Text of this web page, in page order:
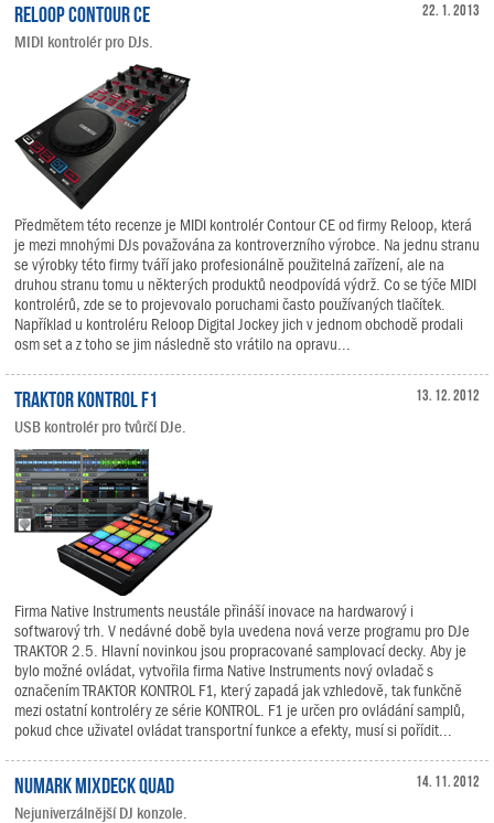
22. 1. 2013
Reloop Contour CE
MIDI kontrolér pro DJs.
Předmětem této recenze je MIDI kontrolér Contour CE od firmy Reloop, která
je mezi mnohými DJs považována za kontroverzního výrobce. Na jednu stranu
se výrobky této firmy tváří jako profesionálně použitelná zařízení, ale na
druhou stranu tomu u některých produktů neodpovídá výdrž. Co se týče MIDI
kontrolérů, zde se to projevovalo poruchami často používaných tlačítek.
Například u kontroléru Reloop Digital Jockey jich v jednom obchodě prodali
osm set a z toho se jim následně sto vrátilo na opravu...
13. 12. 2012
TRAKTOR KONTROL F1
USB kontrolér pro tvůrčí DJe.
Firma Native Instruments neustále přináší inovace na hardwarový i
softwarový trh. V nedávné době byla uvedena nová verze programu pro DJe
TRAKTOR 2.5. Hlavní novinkou jsou propracované samplovací decky. Aby je
bylo možné ovládat, vytvořila firma Native Instruments nový ovladač s
označením TRAKTOR KONTROL F1, který zapadá jak vzhledově, tak funkčně
mezi ostatní kontroléry ze série KONTROL. F1 je určen pro ovládání samplů,
pokud chce uživatel ovládat transportní funkce a efekty, musí si pořídit...
14. 11. 2012
Numark Mixdeck Quad
Nejuniverzálnější DJ konzole.